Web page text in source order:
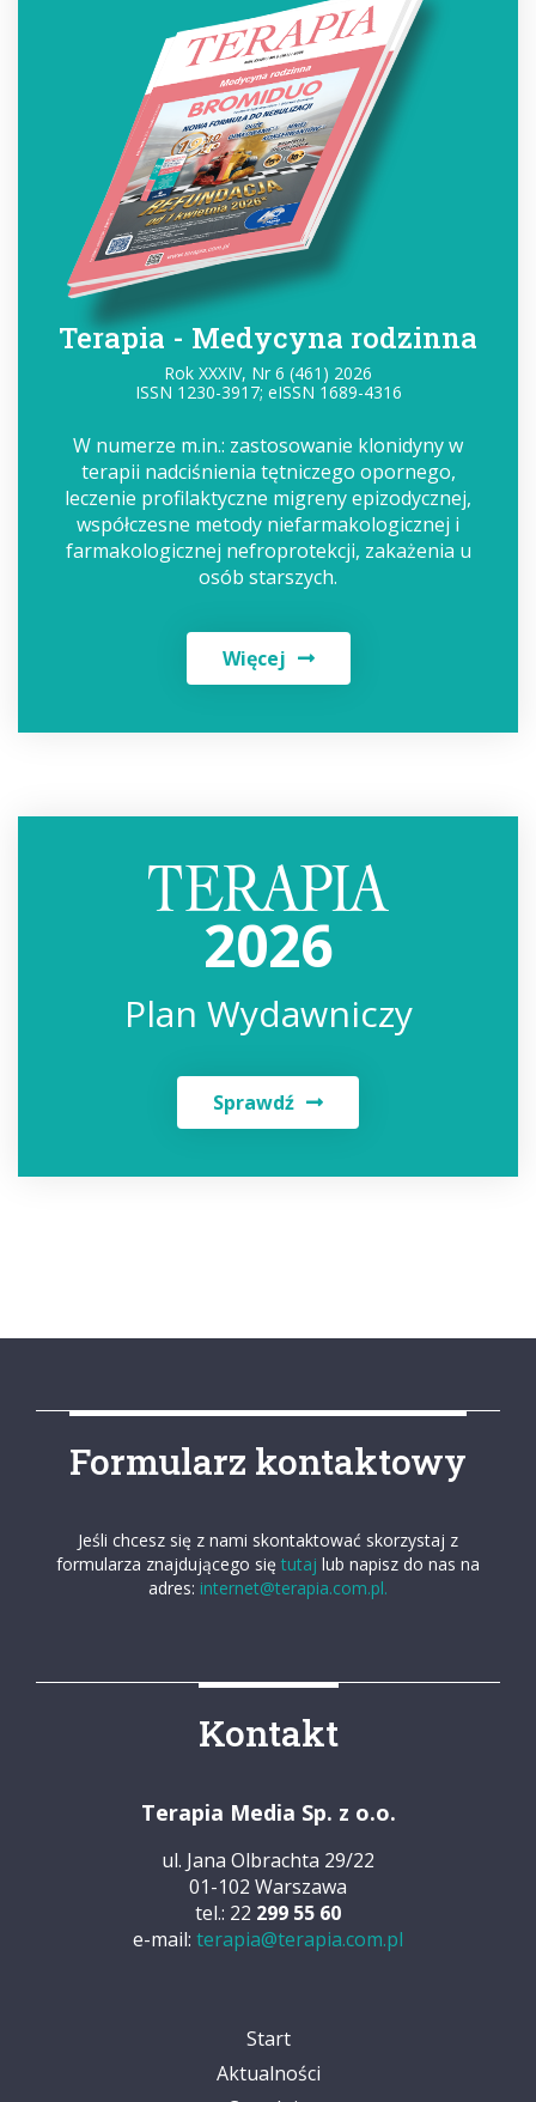
Terapia - Medycyna rodzinna
Rok XXXIV, Nr 6 (461) 2026
ISSN 1230-3917; eISSN 1689-4316
W numerze m.in.: zastosowanie klonidyny w
terapii nadciśnienia tętniczego opornego,
leczenie profilaktyczne migreny epizodycznej,
współczesne metody niefarmakologicznej i
farmakologicznej nefroprotekcji, zakażenia u
osób starszych.
Więcej
2026
Plan Wydawniczy
Sprawdź
Formularz kontaktowy
Jeśli chcesz się z nami skontaktować skorzystaj z
formularza znajdującego się tutaj lub napisz do nas na
adres: internet@terapia.com.pl.
Kontakt
Terapia Media Sp. z o.o.
ul. Jana Olbrachta 29/22
01-102 Warszawa
tel.: 22 299 55 60
e-mail: terapia@terapia.com.pl
Start
Aktualności